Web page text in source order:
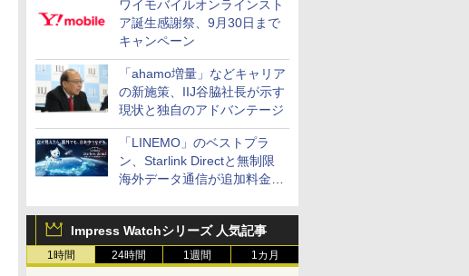
ワイモバイルオンラインスト
ア誕生感謝祭、9月30日まで
キャンペーン
「ahamo増量」などキャリア
の新施策、IIJ谷脇社長が示す
現状と独自のアドバンテージ
「LINEMO」のベストプラ
ン、Starlink Directと無制限
海外データ通信が追加料金な
Impress Watchシリーズ 人気記事
1時間 24時間 1週間 1カ月